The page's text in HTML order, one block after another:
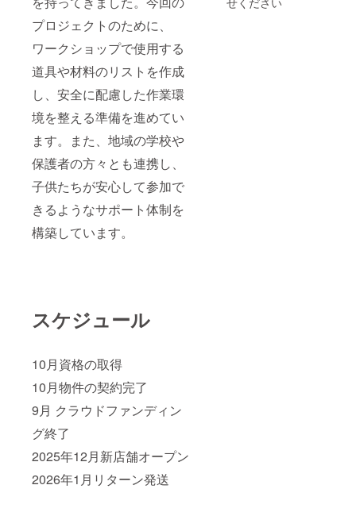
プロジェクトのために、
ワークショップで使用する
道具や材料のリストを作成
し、安全に配慮した作業環
境を整える準備を進めてい
ます。また、地域の学校や
保護者の方々とも連携し、
子供たちが安心して参加で
きるようなサポート体制を
構築しています。
スケジュール
10月資格の取得
10月物件の契約完了
9月 クラウドファンディン
グ終了
2025年12月新店舗オープン
2026年1月リターン発送